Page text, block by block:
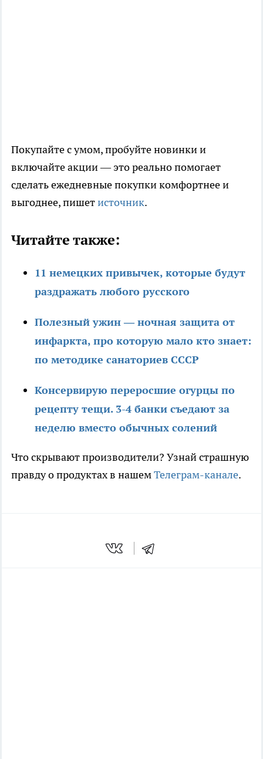
Покупайте с умом, пробуйте новинки и
включайте акции — это реально помогает
сделать ежедневные покупки комфортнее и
выгоднее, пишетисточник.
Читайте также:
11 немецких привычек, которые будут
раздражать любого русского
Полезный ужин — ночная защита от
инфаркта, про которую мало кто знает:
по методике санаториев СССР
Консервирую переросшие огурцы по
рецепту тещи. 3-4 банки съедают за
неделю вместо обычных солений
Что скрывают производители? Узнай страшную
правду о продуктах в нашемТелеграм-канале.